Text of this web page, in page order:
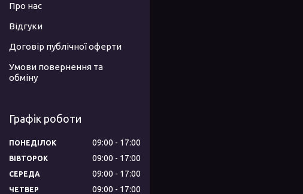
Про нас
Відгуки
Договір публічної оферти
Умови повернення та
обміну
Графік роботи
ПОНЕДІЛОК 09:00 17:00
ВІВТОРОК 09:00 17:00
СЕРЕДА 09:00 17:00
ЧЕТВЕР 09:00 17:00